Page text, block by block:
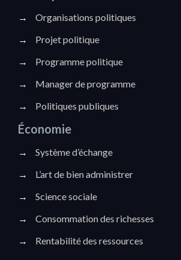
→
Organisations politiques
→
Projet politique
→
Programme politique
→
Manager de programme
→
Politiques publiques
Économie
→
Système d’échange
→
L’art de bien administrer
→
Science sociale
→
Consommation des richesses
→
Rentabilité des ressources